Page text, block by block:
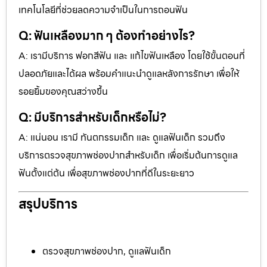
เทคโนโลยีที่ช่วยลดความจำเป็นในการถอนฟัน
Q: ฟันเหลืองมาก ๆ ต้องทำอย่างไร?
A: เรามีบริการ ฟอกสีฟัน และ แก้ไขฟันเหลือง โดยใช้ขั้นตอนที่
ปลอดภัยและได้ผล พร้อมคำแนะนำดูแลหลังการรักษา เพื่อให้
รอยยิ้มของคุณสว่างขึ้น
Q: มีบริการสำหรับเด็กหรือไม่?
A: แน่นอน เรามี ทันตกรรมเด็ก และ ดูแลฟันเด็ก รวมถึง
บริการตรวจสุขภาพช่องปากสำหรับเด็ก เพื่อเริ่มต้นการดูแล
ฟันตั้งแต่ต้น เพื่อสุขภาพช่องปากที่ดีในระยะยาว
สรุปบริการ
ตรวจสุขภาพช่องปาก, ดูแลฟันเด็ก